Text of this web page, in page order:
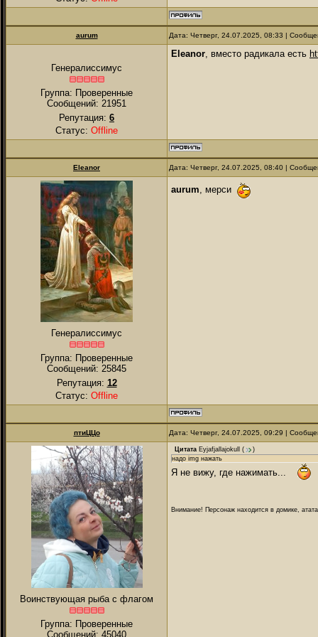
аurum Дата: Четверг, 24.07.2025, 08:33 |
Генералиссимус
Группа: Проверенные
Сообщений: 21951
Репутация: 6
Статус: Offline
Eleanor, вместо радикала есть
Eleanor Дата: Четверг, 24.07.2025, 08:40 |
Генералиссимус
Группа: Проверенные
Сообщений: 25845
Репутация: 12
Статус: Offline
аurum , мерси
птиЦЦо Дата: Четверг, 24.07.2025, 09:29 |
Воинствующая рыба с флагом
Группа: Проверенные
Сообщений: 45040
Цитата Eyjafjallajokull (
)
надо img нажать
Я не вижу, где нажимать...
Внимание! Персонаж находится в домике,